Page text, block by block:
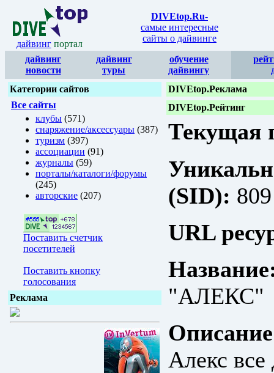
дайвинг портал
DIVEtop.Ru-
самые интересные
сайты о дайвинге
дайвинг
новости
дайвинг
туры
обучение
дайвингу
Категории сайтов
Все сайты
клубы (571)
снаряжение/аксессуары (387)
туризм (397)
ассоциации (91)
журналы (59)
порталы/каталоги/форумы
(245)
авторские (207)
Поставить счетчик
посетителей
Поставить кнопку
голосования
Реклама
DIVEtop.Реклама
DIVEtop.Рейтинг
Текущая
(SID): 809
URL
"АЛЕКС"
Алекс